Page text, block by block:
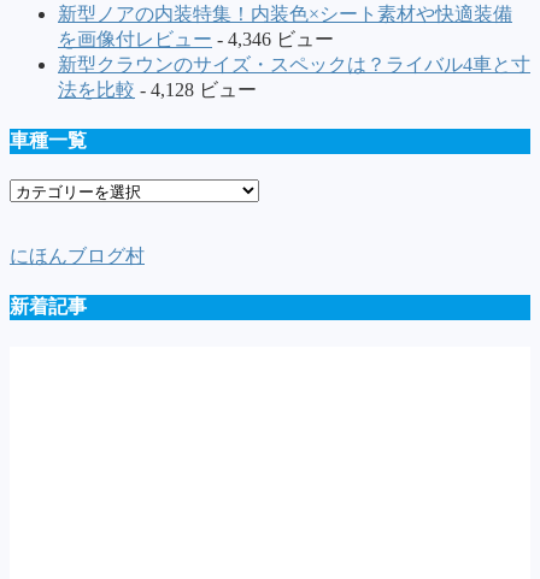
新型ノアの内装特集！内装色×シート素材や快適装備
を画像付レビュー - 4,346 ビュー
新型クラウンのサイズ・スペックは？ライバル4車と寸
法を比較 - 4,128 ビュー
車種一覧
車
覧
にほんブログ村
新着記事